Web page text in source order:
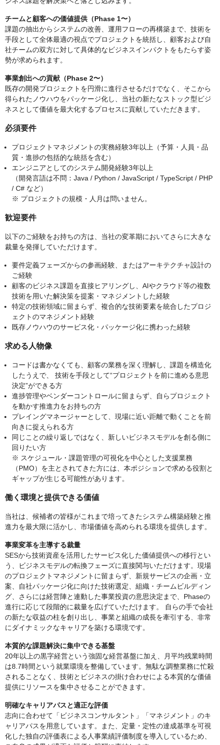
チームと顧客への価値提供（Phase 1〜）
課題の抽出からシステムの改善、運用フローの再構築まで、技術を
手段として全体最適の視点でプロジェクトを統括し、顧客および自
社チームの双方に対して具体的なビジネスインパクトをもたらす姿
勢が求められます。
事業創出への貢献（Phase 2〜）
既存の開発プロジェクトを円滑に進行させるだけでなく、そこから
得られたノウハウをパッケージ化し、当社の新たなストック型ビジ
ネスとして価値を最大化するプロセスに貢献していただきます。
必須要件
プロジェクトマネジメントの実務経験3年以上（予算・人員・品
質・進捗の包括的な統括を含む）
エンジニアとしてのシステム開発経験3年以上
（開発言語は不問：Java / Python / JavaScript / TypeScript / PHP
/ C# など）
※ プロジェクトの規模・人月は問いません。
歓迎要件
以下のご経験をお持ちの方は、当社の変革期においてさらに大きな
裁量を発揮していただけます。
要件定義フェーズからの参画経験、またはアーキテクチャ設計の
ご経験
顧客のビジネス課題を直接ヒアリングし、AIやクラウド等の複数
技術を用いた解決策を提案・マネジメントした経験
特定の技術領域に留まらず、複合的な技術要素を統合したプロジ
ェクトのマネジメント経験
既存ノウハウのサービス化・パッケージ化に携わった経験
求める人物像
コードは書かなくても、顧客の業務を深く理解し、課題を構造化
したうえで、 技術を手段として“プロジェクトを前に進める意思
決定”ができる方
進捗管理やベンダーコントロールに留まらず、自らプロジェクト
を動かす推進力をお持ちの方
プレイングマネージャーとして、現場に近い距離で動くことを前
向きに捉えられる方
同じことの繰り返しではなく、新しいビジネスモデルを創る側に
回りたい方
※ スケジュール・課題管理の可視化を中心とした支援業務
（PMO）を主とされてきた方には、本ポジションで求める役割と
ギャップが生じる可能性があります。
働く環境と提供できる価値
当社は、候補者の皆様がこれまで培ってきたシステム構築経験と推
進力を最大限に活かし、市場価値を高められる環境を提供します。
事業変革を主導する裁量
SESから技術資産を活用したサービス化した価値提供への移行とい
う、ビジネスモデルの転換フェーズに直接関与いただけます。現場
のプロジェクトマネジメントに留まらず、新規サービスの企画・立
案、自社パッケージ化に向けた技術選定、組織・チームビルディン
グ、さらには経営陣と連動した事業投資の意思決定まで、Phaseの
進行に応じて段階的に裁量を広げていただけます。 自らの手で会社
の新たな収益の柱を創り出し、事業と組織の成長を牽引する、非常
にダイナミックなキャリアを築ける環境です。
本質的な課題解決に集中できる基盤
20年以上の黒字経営という強固な経営基盤に加え、月平均残業時間
は8.7時間という就業環境を整備しています。無駄な調整業務に忙殺
されることなく、技術とビジネスの掛け合わせによる本質的な価値
提供にリソースを集中させることができます。
明確なキャリアパスと適正な評価
志向に合わせて「ビジネスコンサルタント」「マネジメント」のキ
ャリアパスを用意しています。また、定量・定性の達成基準を可視
化した独自の評価表による人事業績評価制度を導入しているため、